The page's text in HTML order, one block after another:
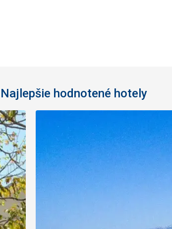
hodnotené hotely